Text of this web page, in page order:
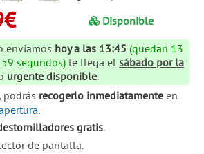
Disponible
enviamos hoy a las 13:45 (quedan 13
segundos) te llega el sábado por la
urgente disponible.
podrás recogerlo inmediatamenteen
.
gratis.
de pantalla.